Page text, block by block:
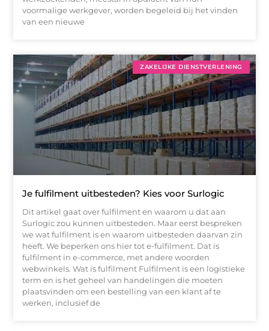
voormalige werkgever, worden begeleid bij het vinden
van een nieuwe
ZAKELIJKE DIENSTVERLENING
Je fulfilment uitbesteden? Kies voor Surlogic
Dit artikel gaat over fulfilment en waarom u dat aan
Surlogic zou kunnen uitbesteden. Maar eerst bespreken
we wat fulfilment is en waarom uitbesteden daarvan zin
heeft. We beperken ons hier tot e-fulfilment. Dat is
fulfilment in e-commerce, met andere woorden
webwinkels. Wat is fulfilment Fulfilment is een logistieke
term en is het geheel van handelingen die moeten
plaatsvinden om een bestelling van een klant af te
werken, inclusief de